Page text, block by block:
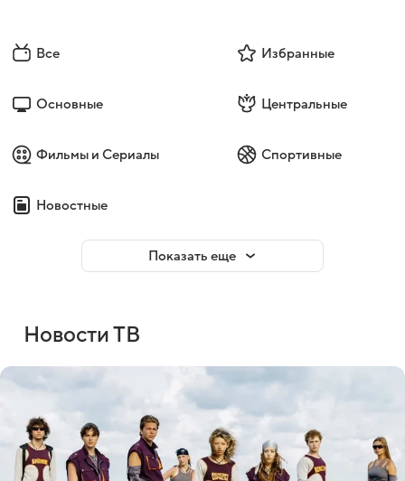
Все Избранные
Основные Центральные
Фильмы и Сериалы Спортивные
Новостные
Показать еще
Новости ТВ